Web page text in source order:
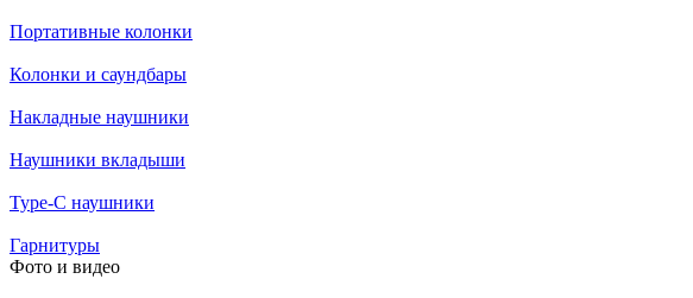
Портативные колонки
Колонки и саундбары
Накладные наушники
Наушники вкладыши
Type-C наушники
Гарнитуры
Фото и видео